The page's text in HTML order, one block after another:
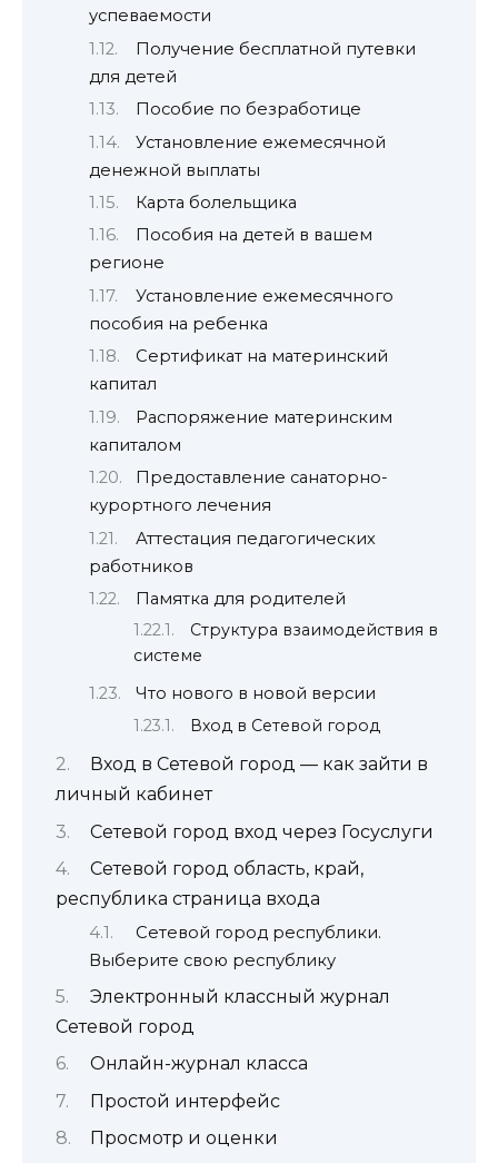
успеваемости
Получение бесплатной путевки
для детей
Пособие по безработице
Установление ежемесячной
денежной выплаты
Карта болельщика
Пособия на детей в вашем
регионе
Установление ежемесячного
пособия на ребенка
Сертификат на материнский
капитал
Распоряжение материнским
капиталом
Предоставление санаторно-
курортного лечения
Аттестация педагогических
работников
Памятка для родителей
Структура взаимодействия в
системе
Что нового в новой версии
Вход в Сетевой город
Вход в Сетевой город — как зайти в
личный кабинет
Сетевой город вход через Госуслуги
Сетевой город область, край,
республика страница входа
Сетевой город республики.
Выберите свою республику
Электронный классный журнал
Сетевой город
Онлайн-журнал класса
Простой интерфейс
Просмотр и оценки